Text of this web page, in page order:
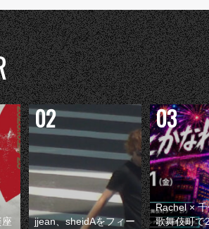
jjean、sheidAをフィー
Rachel ×
歌舞伎町で